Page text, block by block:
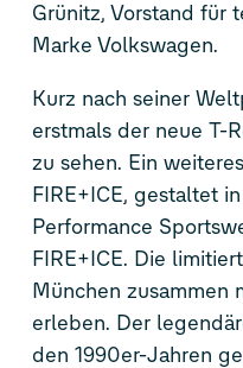
Grünitz, Vorstand für
Marke Volkswagen.
Kurz nach seiner
erstmals der neue T-
zu sehen. Ein
FIRE+ICE, gestaltet
Performance
FIRE+ICE. Die
München zusammen
erleben. Der
den 1990er-Jahren